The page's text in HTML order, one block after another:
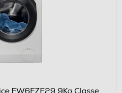
EW6FZE29 9Kg Classe